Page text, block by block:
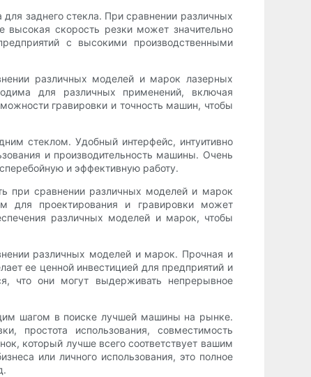
заднего стекла. При сравнении различных
скорость резки может значительно
с высокими производственными
различных моделей и марок лазерных
для различных применений, включая
гравировки и точность машин, чтобы
стеклом. Удобный интерфейс, интуитивно
и производительность машины. Очень
и эффективную работу.
при сравнении различных моделей и марок
для проектирования и гравировки может
различных моделей и марок, чтобы
различных моделей и марок. Прочная и
ее ценной инвестицией для предприятий и
что они могут выдерживать непрерывное
шагом в поиске лучшей машины на рынке.
простота использования, совместимость
который лучше всего соответствует вашим
или личного использования, это полное